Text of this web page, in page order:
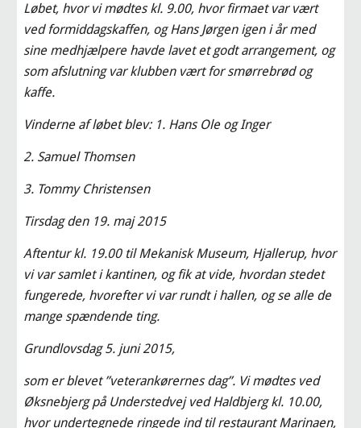
Løbet, hvor vi mødtes kl. 9.00, hvor firmaet var vært
ved formiddagskaffen, og Hans Jørgen igen i år med
sine medhjælpere havde lavet et godt arrangement, og
som afslutning var klubben vært for smørrebrød og
kaffe.
Vinderne af løbet blev: 1. Hans Ole og Inger
2. Samuel Thomsen
3. Tommy Christensen
Tirsdag den 19. maj 2015
Aftentur kl. 19.00 til Mekanisk Museum, Hjallerup, hvor
vi var samlet i kantinen, og fik at vide, hvordan stedet
fungerede, hvorefter vi var rundt i hallen, og se alle de
mange spændende ting.
Grundlovsdag 5. juni 2015,
som er blevet ”veterankørernes dag”. Vi mødtes ved
Øksnebjerg på Understedvej ved Haldbjerg kl. 10.00,
hvor undertegnede ringede ind til restaurant Marinaen,